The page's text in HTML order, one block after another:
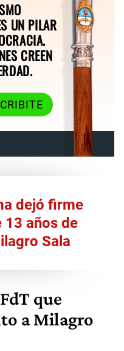
UN PILAR
CREEN
dejó firme
13 años de
Sala
que
a Milagro